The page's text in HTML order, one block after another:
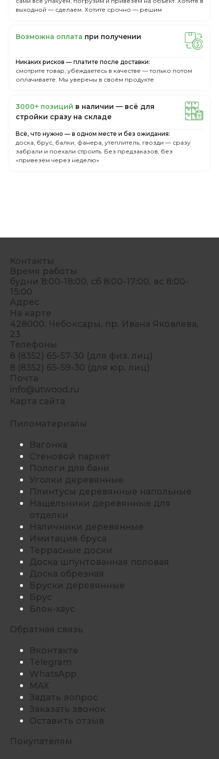
выходной — сделаем. Хотите срочно — решим
Boзмoжнa oплaтa пpи пoлучeнии
Никаких рисков — платите после доставки:
смотрите товар, убеждаетесь в качестве — только потом
оплачиваете. Мы уверены в своём продукте
3000+ пoзиций в нaличии — вcё для
cтpoйки cpaзу нa cклaдe
Всё, что нужно — в одном месте и без ожидания:
доска, брус, балки, фанера, утеплитель, гвозди — сразу
забрали и поехали строить. Без предзаказов, без
«привезём через неделю»
Контакты
Время работы
будни 8:00-18:00, сб 8:00-17:00, вс 8:00-
15:00
Адрес
На карте
428000, Чебоксары, пр. Ивана Яковлева,
23
Телефоны
8 (8352) 65-57-30 (для физ. лиц)
8 (8352) 65-59-30 (для юр. лиц)
Почта
info@utwood.ru
Карта сайта
Пиломатериалы
Вагонка
Стеновой паркет
Пологи для бани
Уголки деревянные
Плинтусы деревянные напольные
Нащельники деревянные для
отделки
Наличники деревянные
Имитация бруса
Террасные доски
Доска шпунтованная половая
Доска обрезная
Бруски деревянные
Брус
Блок-хаус
Обратная связь
Вконтакте
Telegram
WhatsApp
MAX
Задать вопрос
Заказать звонок
Оставить отзыв
Покупателям